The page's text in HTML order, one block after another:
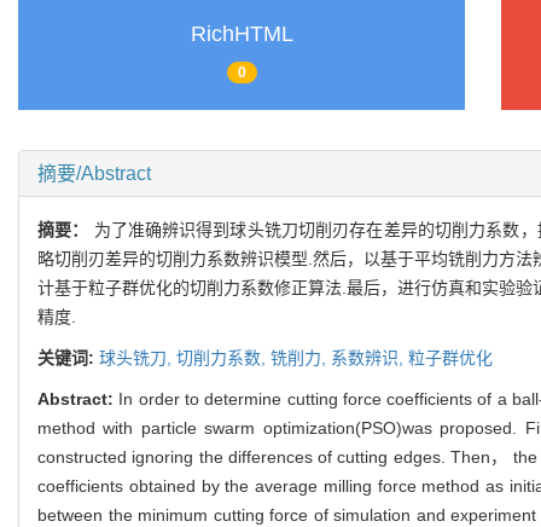
RichHTML
0
摘要/Abstract
摘要： 为了准确辨识得到球头铣刀切削刃存在差异的切削力系数
略切削刃差异的切削力系数辨识模型.然后，以基于平均铣削力方
计基于粒子群优化的切削力系数修正算法.最后，进行仿真和实验
精度.
关键词: 球头铣刀, 切削力系数, 铣削力, 系数辨识, 粒子群优化
Abstract: In order to determine cutting force coefficients of a
method with particle swarm optimization(PSO)was
constructed ignoring the differences of cutting edges. Then，
coefficients obtained by the average milling force method as
between the minimum cutting force of simulation and